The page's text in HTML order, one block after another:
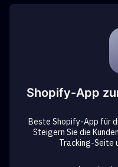
Shopify-App
Beste Shopify-App für
Steigern Sie die
Tracking-Seite